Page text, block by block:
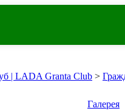
| LADA Granta Club >
Галерея